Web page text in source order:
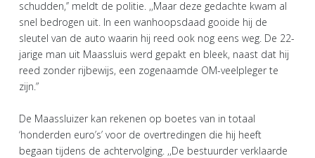
schudden,’’ meldt de politie. ,,Maar deze gedachte kwam al
snel bedrogen uit. In een wanhoopsdaad gooide hij de
sleutel van de auto waarin hij reed ook nog eens weg. De 22-
jarige man uit Maassluis werd gepakt en bleek, naast dat hij
reed zonder rijbewijs, een zogenaamde OM-veelpleger te
zijn.”
De Maassluizer kan rekenen op boetes van in totaal
‘honderden euro’s’ voor de overtredingen die hij heeft
begaan tijdens de achtervolging. ,,De bestuurder verklaarde